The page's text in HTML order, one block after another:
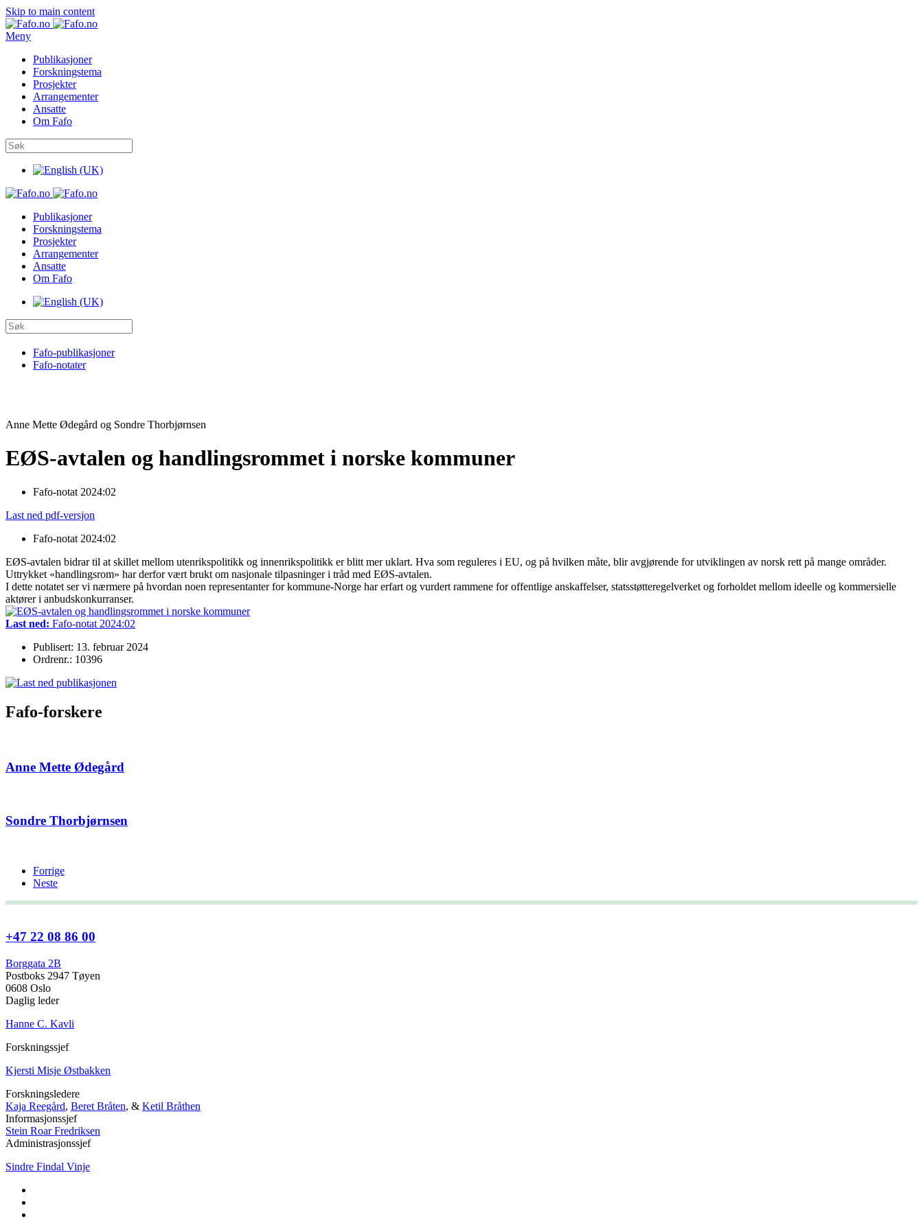
Skip to main content
Meny
Publikasjoner
Forskningstema
Prosjekter
Arrangementer
Ansatte
Om Fafo
Publikasjoner
Forskningstema
Prosjekter
Arrangementer
Ansatte
Om Fafo
Fafo-publikasjoner
Fafo-notater
Anne Mette Ødegård og Sondre Thorbjørnsen
EØS-avtalen og handlingsrommet i norske kommuner
Fafo-notat 2024:02
Last ned pdf-versjon
Fafo-notat 2024:02
EØS-avtalen bidrar til at skillet mellom utenrikspolitikk og innenrikspolitikk er blitt mer uklart. Hva som reguleres i EU, og på hvilken måte, blir avgjørende for utviklingen av norsk rett på mange områder.
Uttrykket «handlingsrom» har derfor vært brukt om nasjonale tilpasninger i tråd med EØS-avtalen.
I dette notatet ser vi nærmere på hvordan noen representanter for kommune-Norge har erfart og vurdert rammene for offentlige anskaffelser, statsstøtteregelverket og forholdet mellom ideelle og kommersielle
aktører i anbudskonkurranser.
Last ned: Fafo-notat 2024:02
Publisert: 13. februar 2024
Ordrenr.: 10396
Fafo-forskere
Anne Mette Ødegård
Sondre Thorbjørnsen
Forrige
Neste
+47 22 08 86 00
Borggata 2B
Postboks 2947 Tøyen
0608 Oslo
Daglig leder
Hanne C. Kavli
Forskningssjef
Kjersti Misje Østbakken
Forskningsledere
Kaja Reegård, Beret Bråten, & Ketil Bråthen
Informasjonssjef
Stein Roar Fredriksen
Administrasjonssjef
Sindre Findal Vinje